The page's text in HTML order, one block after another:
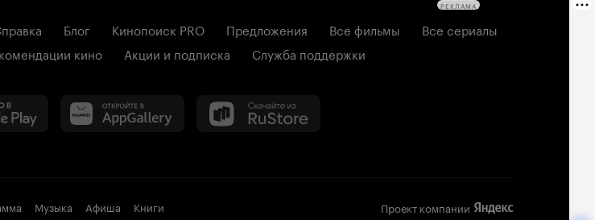
Блог Кинопоиск PRO Предложения Все фильмы
Все сериалы
кино Акции и подписка Служба поддержки
Музыка Афиша Книги Проект компании
РЕКЛАМА